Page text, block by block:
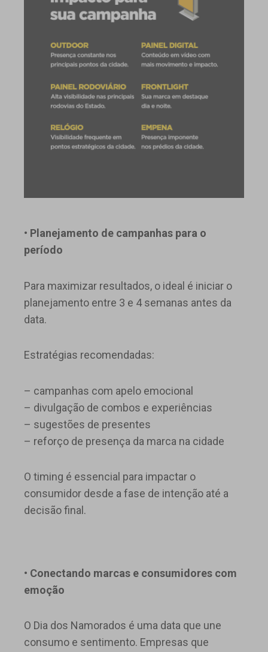
• Planejamento de campanhas para o
período
Para maximizar resultados, o ideal é iniciar o
planejamento entre 3 e 4 semanas antes da
data.
Estratégias recomendadas:
– campanhas com apelo emocional
– divulgação de combos e experiências
– sugestões de presentes
– reforço de presença da marca na cidade
O timing é essencial para impactar o
consumidor desde a fase de intenção até a
decisão final.
• Conectando marcas e consumidores com
emoção
O Dia dos Namorados é uma data que une
consumo e sentimento. Empresas que